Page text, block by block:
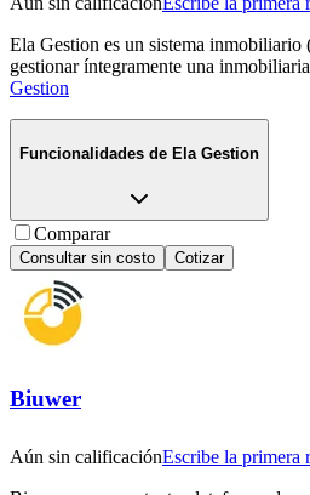
Ela Gestion es un sistema
gestionar íntegramente una
Gestion
Funcionalidades de Ela Gestion
Comparar
Consultar sin costo Cotizar
Biuwer
Aún sin calificaciónEscribe la primera